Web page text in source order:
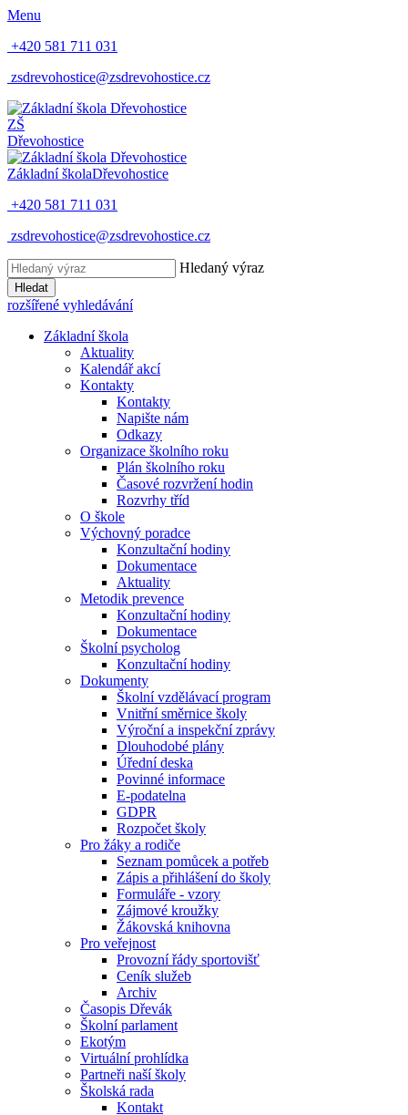
Menu
+420 581 711 031
zsdrevohostice@zsdrevohostice.cz
ZŠ
Dřevohostice
Základní školaDřevohostice
+420 581 711 031
zsdrevohostice@zsdrevohostice.cz
Hledaný výraz
Hledat
rozšířené vyhledávání
Základní škola
Aktuality
Kalendář akcí
Kontakty
Kontakty
Napište nám
Odkazy
Organizace školního roku
Plán školního roku
Časové rozvržení hodin
Rozvrhy tříd
O škole
Výchovný poradce
Konzultační hodiny
Dokumentace
Aktuality
Metodik prevence
Konzultační hodiny
Dokumentace
Školní psycholog
Konzultační hodiny
Dokumenty
Školní vzdělávací program
Vnitřní směrnice školy
Výroční a inspekční zprávy
Dlouhodobé plány
Úřední deska
Povinné informace
E-podatelna
GDPR
Rozpočet školy
Pro žáky a rodiče
Seznam pomůcek a potřeb
Zápis a přihlášení do školy
Formuláře - vzory
Zájmové kroužky
Žákovská knihovna
Pro veřejnost
Provozní řády sportovišť
Ceník služeb
Archiv
Časopis Dřevák
Školní parlament
Ekotým
Virtuální prohlídka
Partneři naší školy
Školská rada
Kontakt